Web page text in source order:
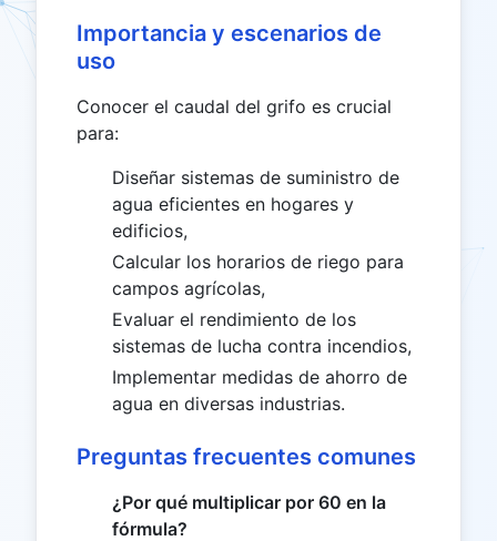
Importancia y escenarios de
uso
Conocer el caudal del grifo es crucial
para:
Diseñar sistemas de suministro de
agua eficientes en hogares y
edificios,
Calcular los horarios de riego para
campos agrícolas,
Evaluar el rendimiento de los
sistemas de lucha contra incendios,
Implementar medidas de ahorro de
agua en diversas industrias.
Preguntas frecuentes comunes
¿Por qué multiplicar por 60 en la
fórmula?